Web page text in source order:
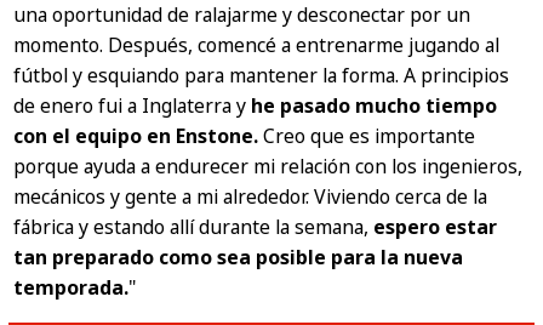
una oportunidad de ralajarme y desconectar por un
momento. Después, comencé a entrenarme jugando al
fútbol y esquiando para mantener la forma. A principios
de enero fui a Inglaterra y he pasado mucho tiempo
con el equipo en Enstone.Creo que es importante
porque ayuda a endurecer mi relación con los ingenieros,
mecánicos y gente a mi alrededor. Viviendo cerca de la
fábrica y estando allí durante la semana, espero estar
tan preparado como sea posible para la nueva
temporada."